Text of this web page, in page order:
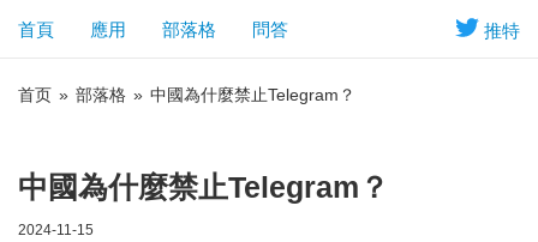
推特
首頁 應用 部落格 問答
首页 » 部落格 » 中國為什麼禁止Telegram？
中國為什麼禁止Telegram？
2024-11-15